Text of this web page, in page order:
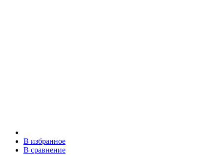
В избранное
В сравнение